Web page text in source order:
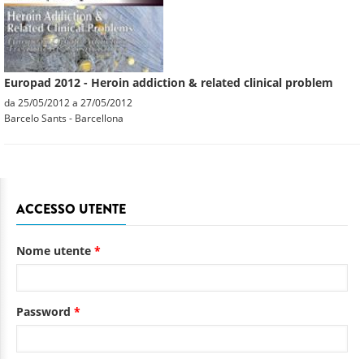
Europad 2012 - Heroin addiction & related clinical problem
da 25/05/2012a 27/05/2012
Barcelo Sants - Barcellona
ACCESSO UTENTE
Nome utente *
Password *